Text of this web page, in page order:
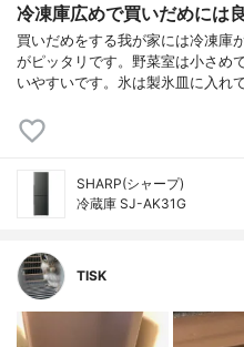
冷凍庫広めで買いだめには
買いだめをする我が家には冷凍庫
がピッタリです。野菜室は小さめ
いやすいです。氷は製氷皿に入れ
SHARP(シャープ)
冷蔵庫 SJ-AK31G
TISK